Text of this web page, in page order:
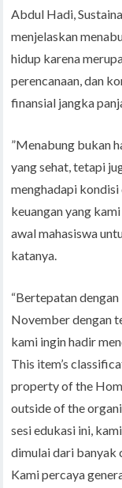
Abdul Hadi,
menjelaskan
hidup karena
perencanaan, dan
finansial jangka
”Menabung bukan
yang sehat, tetapi
menghadapi
keuangan yang
awal mahasiswa
katanya.
“Bertepatan
November dengan
kami ingin hadir
This item’s
property of the
outside of the
sesi edukasi ini,
dimulai dari banyak
Kami percaya